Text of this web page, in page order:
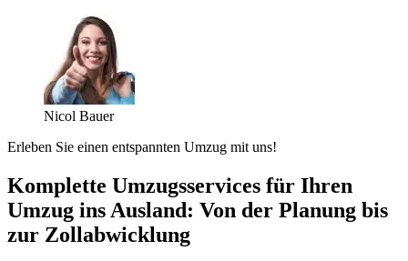
Nicol Bauer
Erleben Sie einen entspannten Umzug mit uns!
Komplette Umzugsservices für Ihren
Umzug ins Ausland: Von der Planung bis
zur Zollabwicklung